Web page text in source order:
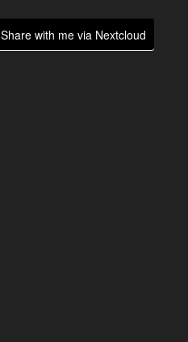
Share with me via Nextcloud